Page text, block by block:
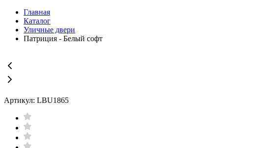
Главная
Каталог
Уличные двери
Патриция - Белый софт
Артикул: LBU1865